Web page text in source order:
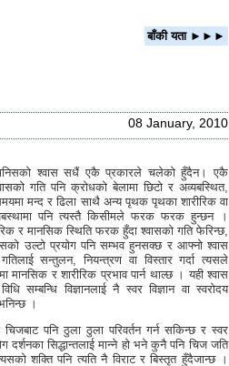
बाँकी यता ►►►
08 January, 2010
श्वास सधैं एकै प्रकारले चलेको हुँदैन। एकै
गति पनि क्रोधको बेलामा छिटो र अव्यबस्थित,
मन्द र ढिला साथै अन्य पृथक पृथका शारीरिक वा
पनि त्यस्तै किसीमले फरक फरक हुन्छन ।
र मानसिक स्थिति फरक हुँदा श्वासको गति फेरिन्छ,
उल्टो प्रयोग पनि सम्भव हुनसक्छ र आफ्नो श्वास
सन्तुलन, नियन्त्रण वा विस्तार गर्दा त्यसले
मानसिक र शारीरिक प्रभाव पार्न थाल्छ । यही श्वास
सम्बन्धि विज्ञानलाई नै स्वर विज्ञान वा स्वरोदय
।
चिजबाट पनि ठुला ठुला परिवर्तन गर्न सकिन्छ र स्वर
दर्शनका सिद्धान्तलाई मान्ने हो भने कुनै पनि चिज जति
शक्ति पनि त्यति नै विराट र बिस्तृत हुँदैजान्छ ।